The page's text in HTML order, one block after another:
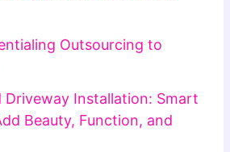
Outsourcing to
Driveway Installation: Smart
Beauty, Function, and